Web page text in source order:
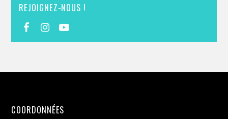
REJOIGNEZ-NOUS !
COORDONNÉES